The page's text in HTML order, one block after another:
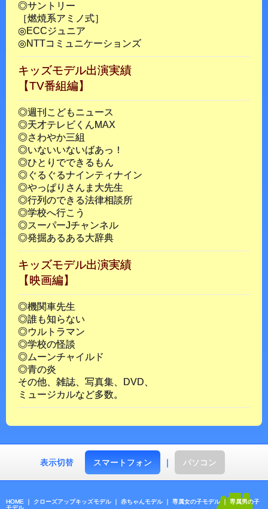
◎サントリー
［燃焼系アミノ式］
◎ECCジュニア
◎NTTコミュニケーションズ
キッズモデル出演実績
【TV番組編】
◎週刊こどもニュース
◎天才テレビくんMAX
◎さわやか三組
◎いないいないばあっ！
◎ひとりでできるもん
◎ぐるぐるナインティナイン
◎やっぱりさんま大先生
◎行列のできる法律相談所
◎学校へ行こう
◎スーパーJチャンネル
◎発掘あるある大辞典
キッズモデル出演実績
【映画編】
◎機関車先生
◎誰も知らない
◎ウルトラマン
◎学校の怪談
◎ムーンチャイルド
◎青の炎
その他、雑誌、写真集、DVD、
ミュージカルなど多数。
表示切替 スマートフォン ｜ パソコン
HOME ｜ クローズアップキッズモデル ｜ 赤ちゃんモデル ｜ 専属女の子モデル｜ 専属男の子
モデル